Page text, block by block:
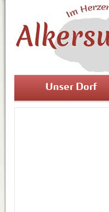
Unser Dorf